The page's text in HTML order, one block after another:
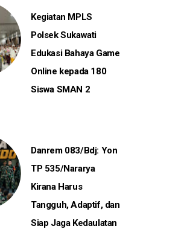
Kegiatan MPLS
Polsek Sukawati
Edukasi Bahaya Game
Online kepada 180
Siswa SMAN 2
Danrem 083/Bdj: Yon
TP 535/Nararya
Kirana Harus
Tangguh, Adaptif, dan
Siap Jaga Kedaulatan